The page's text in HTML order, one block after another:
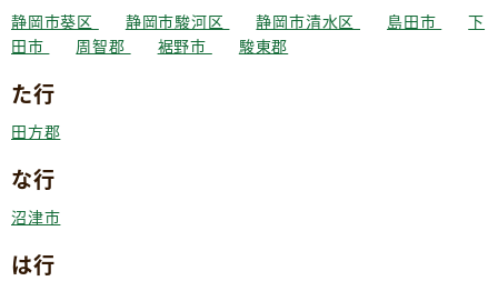
静岡市葵区 静岡市駿河区 静岡市清水区 島田市
下
田市
周智郡 裾野市 駿東郡
た行
田方郡
な行
沼津市
は行